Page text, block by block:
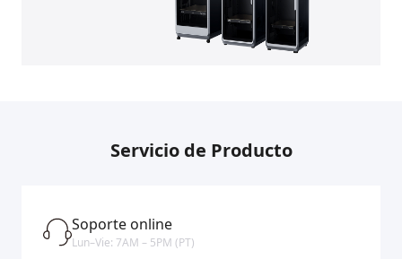
Servicio de Producto
Soporte online
Lun–Vie: 7AM – 5PM (PT)